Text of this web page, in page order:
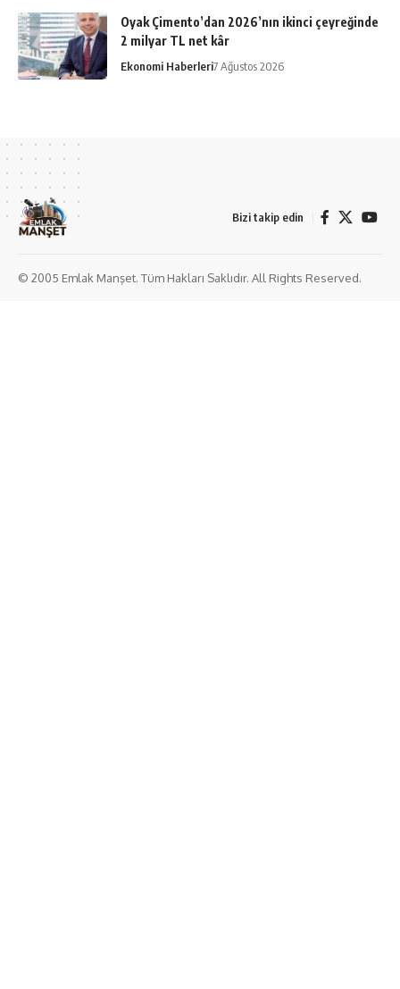
Oyak Çimento’dan 2026’nın ikinci çeyreğinde
2 milyar TL net kâr
Ekonomi Haberleri7 Ağustos 2026
Bizi takip edin
© 2005 Emlak Manşet. Tüm Hakları Saklıdır. All Rights Reserved.